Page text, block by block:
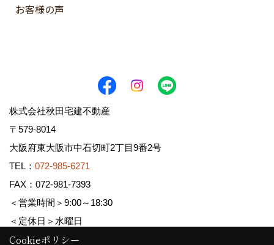
お客様の声
株式会社秋田宅建不動産
〒579-8014
大阪府東大阪市中石切町2丁目9番2号
TEL： 072-985-6271
FAX：072-981-7393
＜営業時間＞9:00～18:30
＜定休日＞水曜日
Cookieポリシー